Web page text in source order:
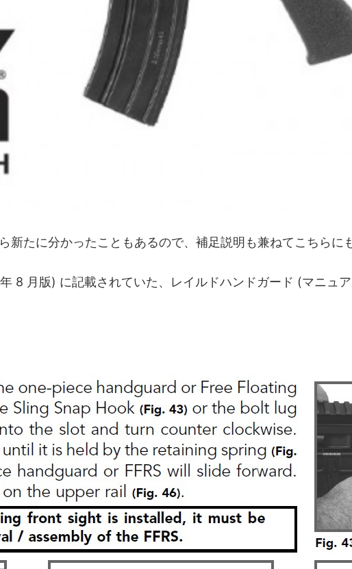
たに分かったこともあるので、補足説明も兼ねてこちらに
8 月版) に記載されていた、レイルドハンドガード (マニュ